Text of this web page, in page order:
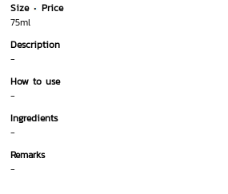
Size
Price
75ml
Description
-
How to use
-
Ingredients
-
Remarks
-